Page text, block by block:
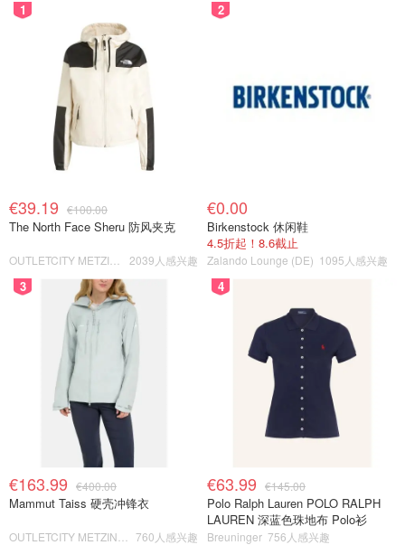
1
€39.19 €100.00
The North Face Sheru 防风夹克
2039人感兴趣
2
€0.00
Birkenstock 休闲鞋
4.5折起！8.6截止
Zalando Lounge (DE) 1095人感兴趣
3
€163.99 €400.00
Mammut Taiss 硬壳冲锋衣
760人感兴趣
4
€63.99 €145.00
Polo Ralph Lauren POLO RALPH
LAUREN 深蓝色珠地布 Polo衫
Breuninger 756人感兴趣